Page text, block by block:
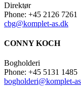
Direktør
Phone: +45 2126 7261
cbg@komplet-as.dk
CONNY KOCH
Bogholderi
Phone: +45 5131 1485
bogholderi@komplet-